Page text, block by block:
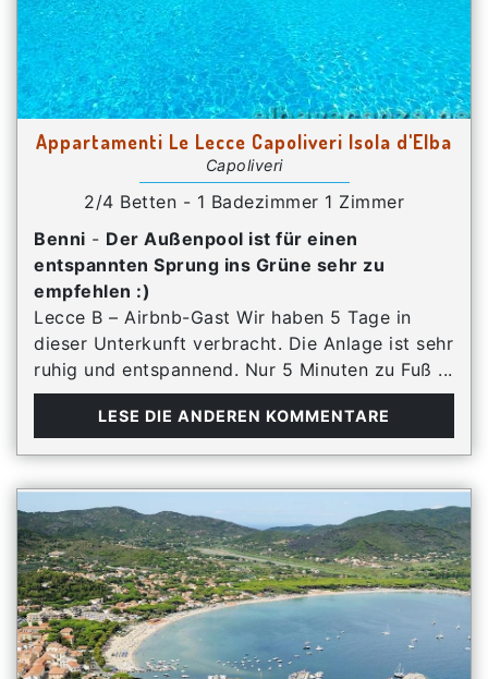
Appartamenti Le Lecce Capoliveri Isola d'Elba
Capoliveri
2/4 Betten - 1 Badezimmer 1 Zimmer
Benni - Der Außenpool ist für einen
entspannten Sprung ins Grüne sehr zu
empfehlen :)
Lecce B – Airbnb-Gast Wir haben 5 Tage in
dieser Unterkunft verbracht. Die Anlage ist sehr
ruhig und entspannend. Nur 5 Minuten zu Fuß ...
LESE DIE ANDEREN KOMMENTARE